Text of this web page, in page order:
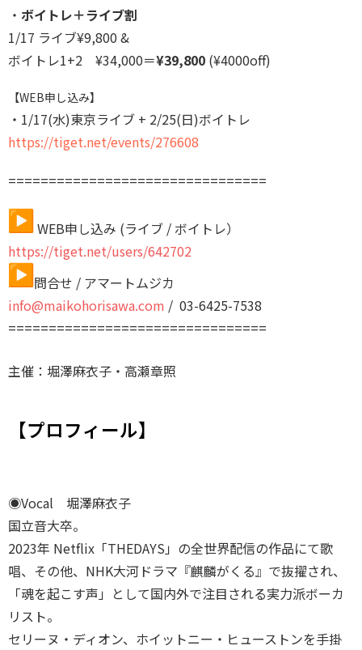
・ ボイトレ＋ライブ割
1/17 ライブ¥9,800 &
ボイトレ1+2 ¥34,000＝¥39,800 (¥4000off)
【WEB申し込み】
・1/17(水)東京ライブ + 2/25(日)ボイトレ
https://tiget.net/events/276608
================================
WEB申し込み (ライブ / ボイトレ）
https://tiget.net/users/642702
問合せ / アマートムジカ
info@maikohorisawa.com / 03-6425-7538
================================
主催：堀澤麻衣子・高瀬章照
【プロフィール】
◉Vocal 堀澤麻衣子
国立音大卒。
2023年 Netflix「THEDAYS」の全世界配信の作品にて歌
唱、その他、NHK大河ドラマ『麒麟がくる』で抜擢され、
「魂を起こす声」として国内外で注目される実力派ボーカ
リスト。
セリーヌ・ディオン、ホイットニー・ヒューストンを手掛